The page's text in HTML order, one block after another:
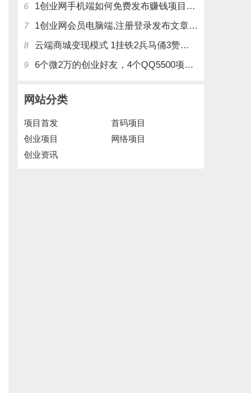
6 1创业网手机端如何免费发布赚钱项目文章
7 1创业网会员电脑端,注册登录发布文章,操作介绍
8 云端商城变现模式 1挂铁2兵马俑3赞刷4涨粉，带你玩.赚风口项日
9 6个微2万的创业好友，4个QQ5500项目好友，QQ每天在线人数2400人、承接朋友圈广告投放
网站分类
项目首发
首码项目
创业项目
网络项目
创业资讯